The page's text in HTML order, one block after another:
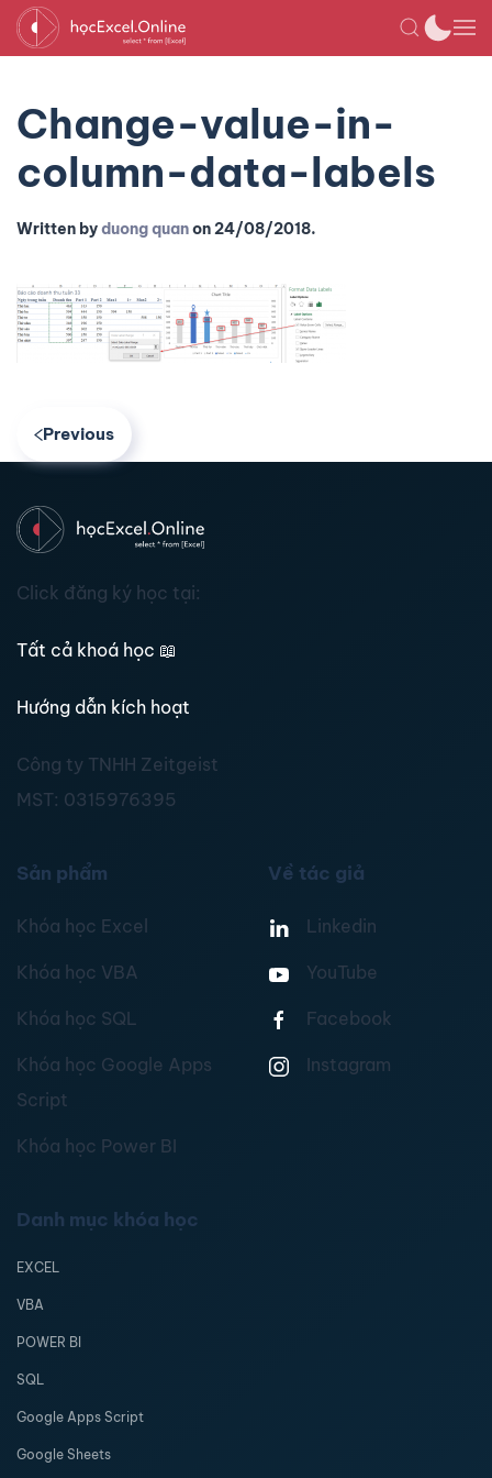
Change-value-in-
column-data-labels
Written byduong quanon24/08/2018.
Previous
Click đăng ký học tại:
Tất cả khoá học 📖
Hướng dẫn kích hoạt
Công ty TNHH Zeitgeist
MST: 0315976395
Sản phẩm
Khóa học Excel
Khóa học VBA
Khóa học SQL
Khóa học Google Apps
Script
Khóa học Power BI
Về tác giả
Linkedin
YouTube
Facebook
Instagram
Danh mục khóa học
EXCEL
VBA
POWER BI
SQL
Google Apps Script
Google Sheets